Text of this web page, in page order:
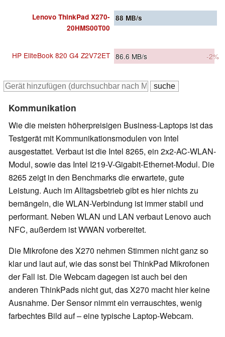
Lenovo ThinkPad X270-
20HMS00T00
88 MB/s
HP EliteBook 820 G4 Z2V72ET 86.6 MB/s -2%
Kommunikation
Wie die meisten höherpreisigen Business-Laptops ist das
Testgerät mit Kommunikationsmodulen von Intel
ausgestattet. Verbaut ist die Intel 8265, ein 2x2-AC-WLAN-
Modul, sowie das Intel I219-V-Gigabit-Ethernet-Modul. Die
8265 zeigt in den Benchmarks die erwartete, gute
Leistung. Auch im Alltagsbetrieb gibt es hier nichts zu
bemängeln, die WLAN-Verbindung ist immer stabil und
performant. Neben WLAN und LAN verbaut Lenovo auch
NFC, außerdem ist WWAN vorbereitet.
Die Mikrofone des X270 nehmen Stimmen nicht ganz so
klar und laut auf, wie das sonst bei ThinkPad Mikrofonen
der Fall ist. Die Webcam dagegen ist auch bei den
anderen ThinkPads nicht gut, das X270 macht hier keine
Ausnahme. Der Sensor nimmt ein verrauschtes, wenig
farbechtes Bild auf – eine typische Laptop-Webcam.